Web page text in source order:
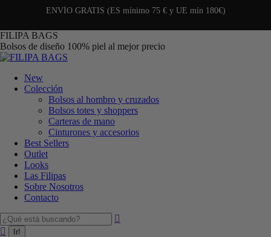
ENVÍO GRATIS (ES mínimo 75 € y UE mín 180€)
FILIPA BAGS
Bolsos de diseño 100% piel al mejor precio
New
Colección
Bolsos al hombro y cruzados
Bolsos totes y shoppers
Carteras de mano
Cinturones y accesorios
Best Sellers
Outlet
Looks
Las Filipas
Sobre Nosotros
Contacto